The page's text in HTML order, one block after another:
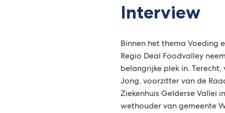
Interview
Binnen het thema Voeding
Regio Deal Foodvalley
belangrijke plek in.
Jong, voorzitter van de
Ziekenhuis Gelderse Vallei
wethouder van gemeente